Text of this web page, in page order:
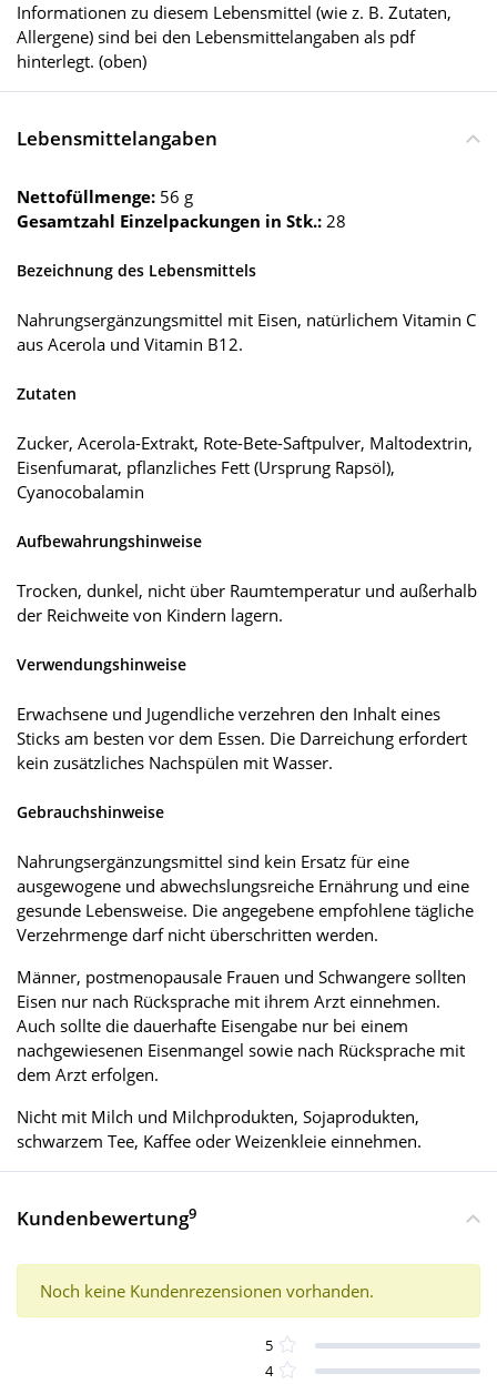
Informationen zu diesem Lebensmittel (wie z. B. Zutaten,
Allergene) sind bei den Lebensmittelangaben als pdf
hinterlegt. (oben)
Lebensmittelangaben
Nettofüllmenge: 56 g
Gesamtzahl Einzelpackungen in Stk.: 28
Bezeichnung des Lebensmittels
Nahrungsergänzungsmittel mit Eisen, natürlichem Vitamin C
aus Acerola und Vitamin B12.
Zutaten
Zucker, Acerola-Extrakt, Rote-Bete-Saftpulver, Maltodextrin,
Eisenfumarat, pflanzliches Fett (Ursprung Rapsöl),
Cyanocobalamin
Aufbewahrungshinweise
Trocken, dunkel, nicht über Raumtemperatur und außerhalb
der Reichweite von Kindern lagern.
Verwendungshinweise
Erwachsene und Jugendliche verzehren den Inhalt eines
Sticks am besten vor dem Essen. Die Darreichung erfordert
kein zusätzliches Nachspülen mit Wasser.
Gebrauchshinweise
Nahrungsergänzungsmittel sind kein Ersatz für eine
ausgewogene und abwechslungsreiche Ernährung und eine
gesunde Lebensweise. Die angegebene empfohlene tägliche
Verzehrmenge darf nicht überschritten werden.
Männer, postmenopausale Frauen und Schwangere sollten
Eisen nur nach Rücksprache mit ihrem Arzt einnehmen.
Auch sollte die dauerhafte Eisengabe nur bei einem
nachgewiesenen Eisenmangel sowie nach Rücksprache mit
dem Arzt erfolgen.
Nicht mit Milch und Milchprodukten, Sojaprodukten,
schwarzem Tee, Kaffee oder Weizenkleie einnehmen.
Kundenbewertung9
Noch keine Kundenrezensionen vorhanden.
5
4